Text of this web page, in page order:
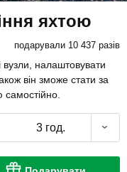
яхтою
подарували 10 437 разів
вузли, налаштовувати
він зможе стати за
3 год.